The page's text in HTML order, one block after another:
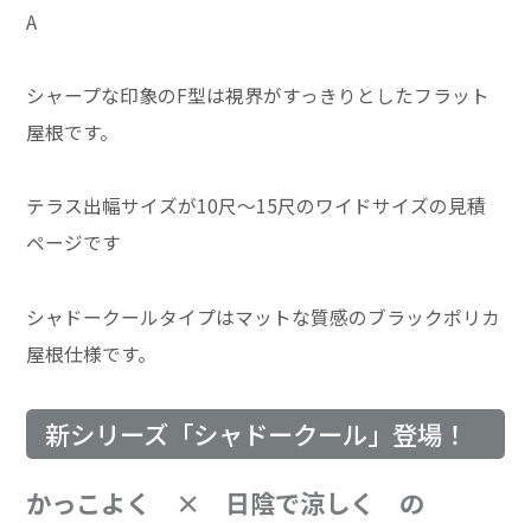
A
シャープな印象のF型は視界がすっきりとしたフラット
屋根です。
テラス出幅サイズが10尺～15尺のワイドサイズの見積
ページです
シャドークールタイプはマットな質感のブラックポリカ
屋根仕様です。
新シリーズ「シャドークール」登場！
かっこよく × 日陰で涼しく の